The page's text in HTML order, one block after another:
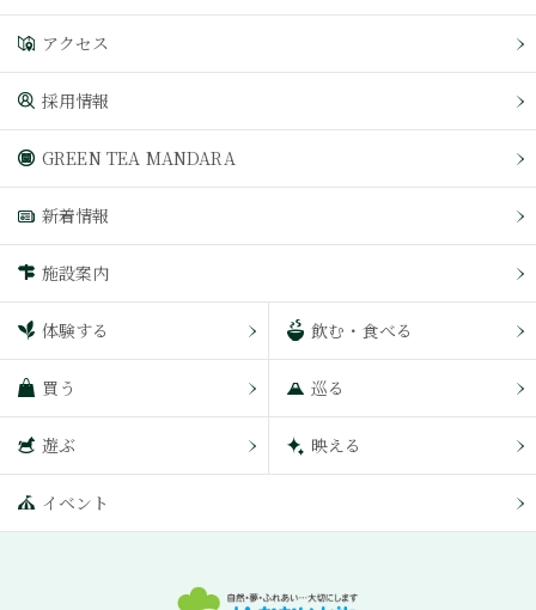
アクセス
採用情報
GREEN TEA MANDARA
新着情報
施設案内
体験する 飲む・食べる
買う 巡る
遊ぶ 映える
イベント